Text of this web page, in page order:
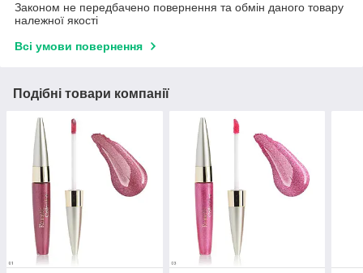
Законом не передбачено повернення та обмін даного товару
належної якості
Всі умови повернення
Подібні товари компанії